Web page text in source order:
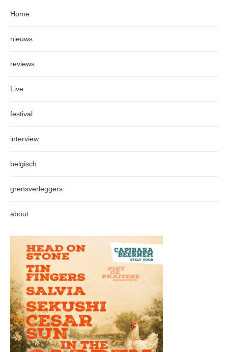
Home
nieuws
reviews
Live
festival
interview
belgisch
grensverleggers
about